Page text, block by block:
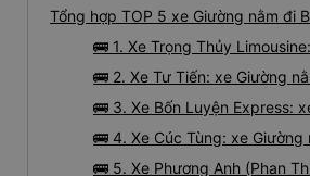
Tổng hợp TOP 5 xe Giường nằm đi
🚌 1. Xe Trọng Thủy
🚌 2. Xe Tư Tiến: xe Giường
🚌 3. Xe Bốn Luyện Express:
🚌 4. Xe Cúc Tùng: xe
🚌 5. Xe Phương Anh (Phan